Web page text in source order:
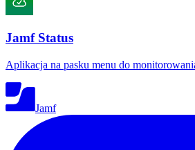
Jamf Status
Aplikacja na pasku menu do
Jamf